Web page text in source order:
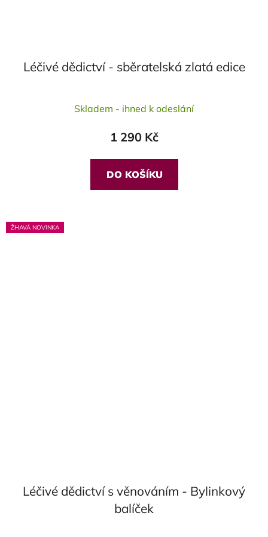
Léčivé dědictví - sběratelská zlatá edice
hodnocení
je
5,0
z
5
Skladem - ihned k odeslání
1 290 Kč
DO KOŠÍKU
ŽHAVÁ NOVINKA
Léčivé dědictví s věnováním - Bylinkový
balíček